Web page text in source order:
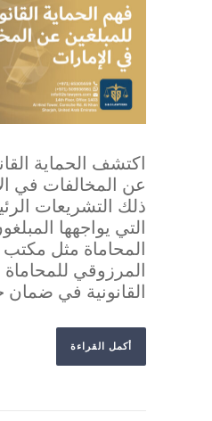
اكتشف الحماية
عن المخالفات في
ذلك التشريعات
التي يواجهها
المحاماة مثل مكتب
المرزوقي
القانونية في ضمان
أكمل القراءة